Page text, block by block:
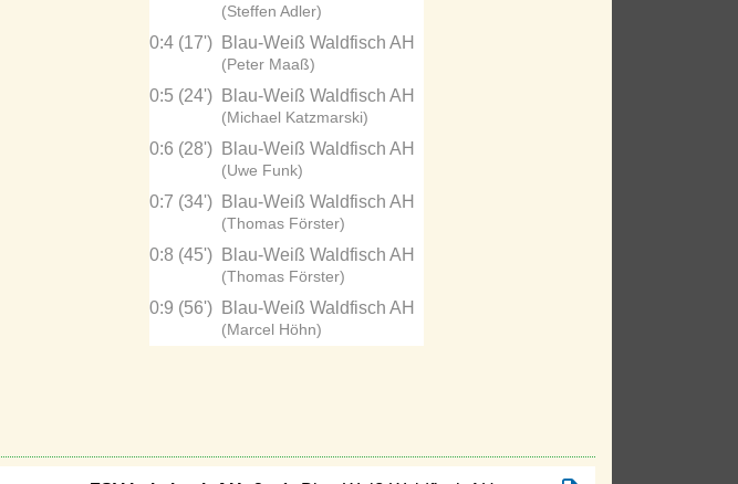
(Steffen Adler)
0:4 (17') Blau-Weiß Waldfisch AH
(Peter Maaß)
0:5 (24') Blau-Weiß Waldfisch AH
(Michael Katzmarski)
0:6 (28') Blau-Weiß Waldfisch AH
(Uwe Funk)
0:7 (34') Blau-Weiß Waldfisch AH
(Thomas Förster)
0:8 (45') Blau-Weiß Waldfisch AH
(Thomas Förster)
0:9 (56') Blau-Weiß Waldfisch AH
(Marcel Höhn)